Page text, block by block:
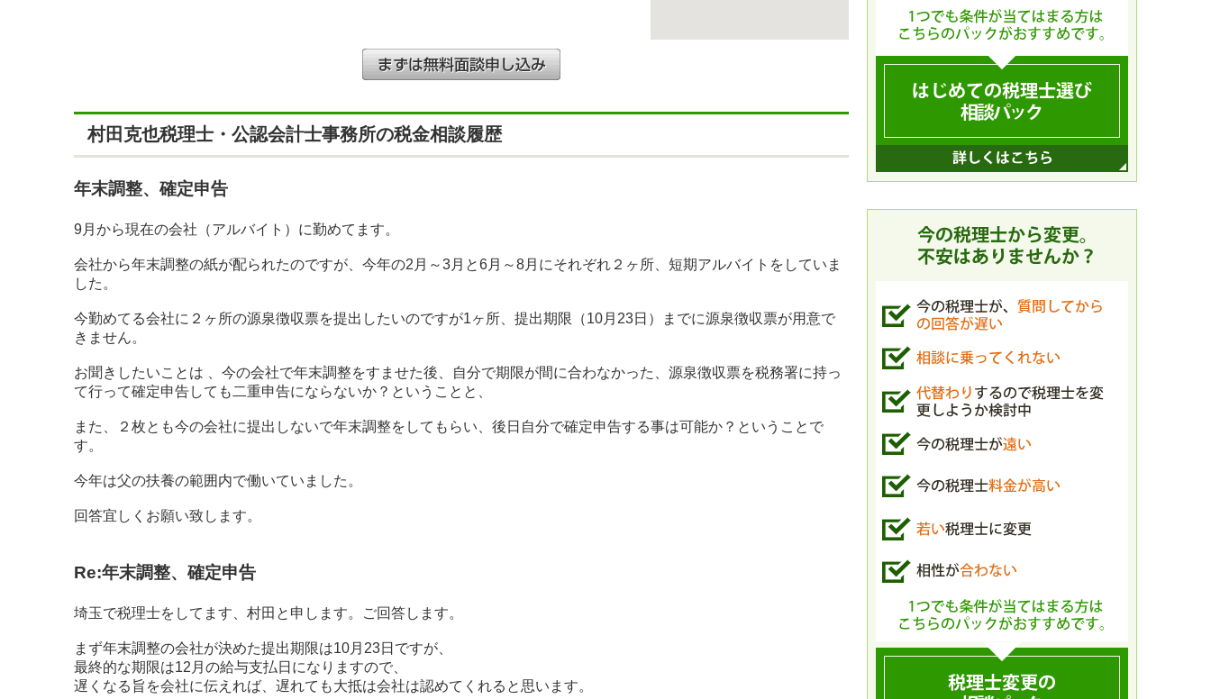
村田克也税理士・公認会計士事務所の税金相談履歴
年末調整、確定申告
9月から現在の会社（アルバイト）に勤めてます。
会社から年末調整の紙が配られたのですが、今年の2月～3月と6月～8月にそれぞれ２ヶ所、短期アルバイトをしていま
した。
今勤めてる会社に２ヶ所の源泉徴収票を提出したいのですが1ヶ所、提出期限（10月23日）までに源泉徴収票が用意で
きません。
お聞きしたいことは 、今の会社で年末調整をすませた後、自分で期限が間に合わなかった、源泉徴収票を税務署に持っ
て行って確定申告しても二重申告にならないか？ということと、
また、２枚とも今の会社に提出しないで年末調整をしてもらい、後日自分で確定申告する事は可能か？ということで
す。
今年は父の扶養の範囲内で働いていました。
回答宜しくお願い致します。
Re:年末調整、確定申告
埼玉で税理士をしてます、村田と申します。ご回答します。
まず年末調整の会社が決めた提出期限は10月23日ですが、
最終的な期限は12月の給与支払日になりますので、
遅くなる旨を会社に伝えれば、遅れても大抵は会社は認めてくれると思います。